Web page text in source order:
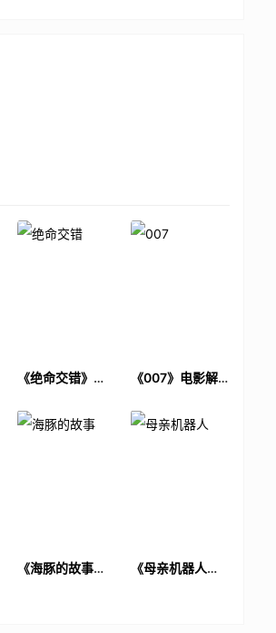
《绝命交错》电
《007》电影解
《海豚的故事》
《母亲机器人》